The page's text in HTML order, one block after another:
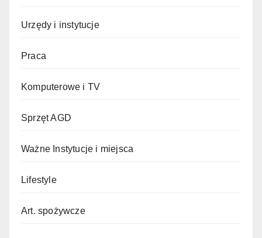
Urzędy i instytucje
Praca
Komputerowe i TV
Sprzęt AGD
Ważne Instytucje i miejsca
Lifestyle
Art. spożywcze